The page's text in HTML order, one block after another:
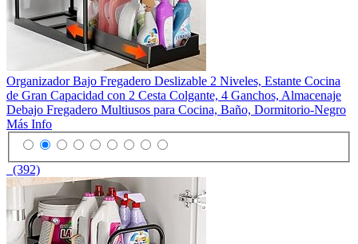
Organizador Bajo Fregadero Deslizable 2 Niveles, Estante Cocina
de Gran Capacidad con 2 Cesta Colgante, 4 Ganchos, Almacenaje
Debajo Fregadero Multiusos para Cocina, Baño, Dormitorio-Negro
Más Info
(392)